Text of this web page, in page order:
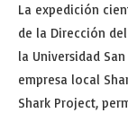
La expedición
de la Dirección
la Universidad
empresa local
Shark Project,